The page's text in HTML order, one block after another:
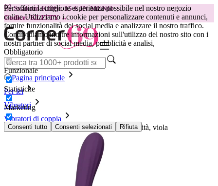
Per offrirti la migliore esperienza possibile nel nostro negozio
online.Utilizziamo i cookie per personalizzare contenuti e annunci,
fornire funzionalità dei social media e analizzare il nostro traffico.
Condividiamo inoltre informazioni sull'utilizzo del nostro sito con i
nostri partner di social media, pubblicità e analisi,
Obbligatorio
Funzionale
Statistiche
Marketing
Consenti tutto Consenti selezionati Rifiuta
😽Svakom Klitty: 15 € IN MENO
Codice: KLITTY →
Pagina principale
Per lei
Vibratori
Vibratori di coppia
LELO Boomerang vibratore a doppia estremità, viola